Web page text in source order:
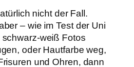
nicht der Fall.
– wie im Test der Uni
weiß Fotos
oder Hautfarbe weg,
und Ohren, dann